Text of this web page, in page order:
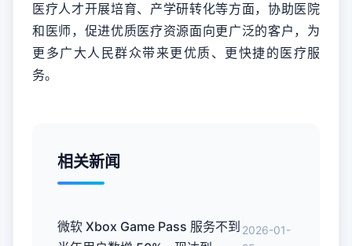
医疗人才开展培育、产学研转化等方面，协助医院
和医师，促进优质医疗资源面向更广泛的客户，为
更多广大人民群众带来更优质、更快捷的医疗服
务。
相关新闻
微软 Xbox Game Pass 服务不到 2026-01-